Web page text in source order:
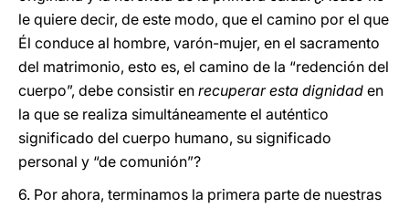
le quiere decir, de este modo, que el camino por el que
Él conduce al hombre, varón-mujer, en el sacramento
del matrimonio, esto es, el camino de la “redención del
cuerpo”, debe consistir en recuperar esta dignidad en
la que se realiza simultáneamente el auténtico
significado del cuerpo humano, su significado
personal y “de comunión”?
6. Por ahora, terminamos la primera parte de nuestras